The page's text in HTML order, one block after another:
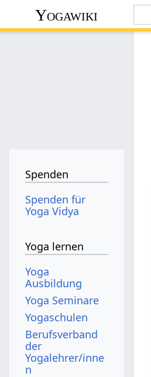
Yogawiki
Spenden
Spenden für
Yoga Vidya
Yoga lernen
Yoga
Ausbildung
Yoga Seminare
Yogaschulen
Berufsverband
der
Yogalehrer/inne
n